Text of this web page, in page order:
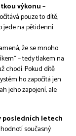
výkonu –
pouze to dítě,
jede na pětidenní
že se mnoho
– tedy tlakem na
chodí. Pokud dítě
ho započítá jen
jeho zapojení, ale
posledních letech
hodnotí současný